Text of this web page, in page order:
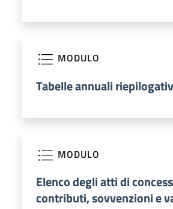
MODULO
Tabelle annuali
MODULO
Elenco degli atti di
contributi, sovvenzioni e